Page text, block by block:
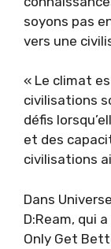
soyons pas
vers une
« Le climat
civilisations
défis
et des
civilisations
Dans
D:Ream, qui
Only Get